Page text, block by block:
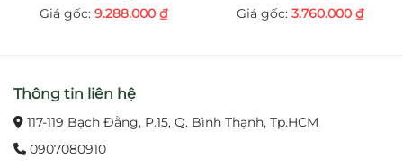
3. Lợi ích khi sử dụng
Đảm bảo vệ sinh tối ưu, hạn chế tiếp xúc trực
tiếp.
9.288.000 ₫ 3.760.000 ₫
Thông tin liên hệ
117-119 Bạch Đằng, P.15, Q. Bình Thạnh, Tp.HCM
0907080910